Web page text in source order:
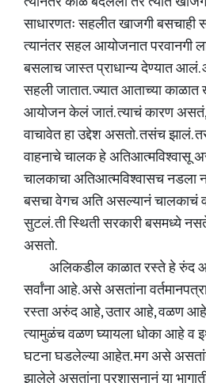
साधारणतः सहलीत खाजगी बसचाही
त्यानंतर सहल आयोजनात परवानगी
बसलाच जास्त प्राधान्य देण्यात आलं.
सहली जातात. ज्यात आताच्या
आयोजन केलं जातं. त्याचं कारण असतं,
वाचावेत हा उद्देश असतो. तसंच झालं.
वाहनाचे चालक हे अतिआत्मविश्वासू
चालकाचा अतिआत्मविश्वासच नडला
बसचा वेगच अति असल्यानं चालकाचं
सुटलं. ती स्थिती सरकारी बसमध्ये
असतो.
अलिकडील काळात रस्ते हे रुंद
सर्वांना आहे. असे असतांना
रस्ता अरुंद आहे, उतार आहे, वळण
त्यामुळंच वळण घ्यायला धोका आहे व
घटना घडलेल्या आहेत. मग असे